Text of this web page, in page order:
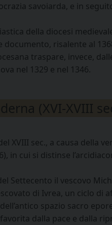
savoiarda, e in
della diocesi
documento, risalente al
traspare, invece,
nel 1329 e nel 1346.
(XVI-XVIII
XVIII sec., a causa della
in cui si distinse
Settecento il vescovo
di Ivrea, un ciclo
spazio sacro
favorita dalla pace e dalla